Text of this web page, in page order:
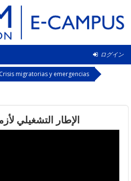
ログイン
Crisis migratorias y emergencias
الإطار التشغيلي